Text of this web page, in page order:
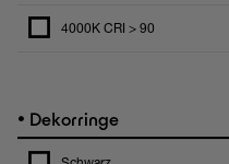
4000K CRI > 90
• Dekorringe